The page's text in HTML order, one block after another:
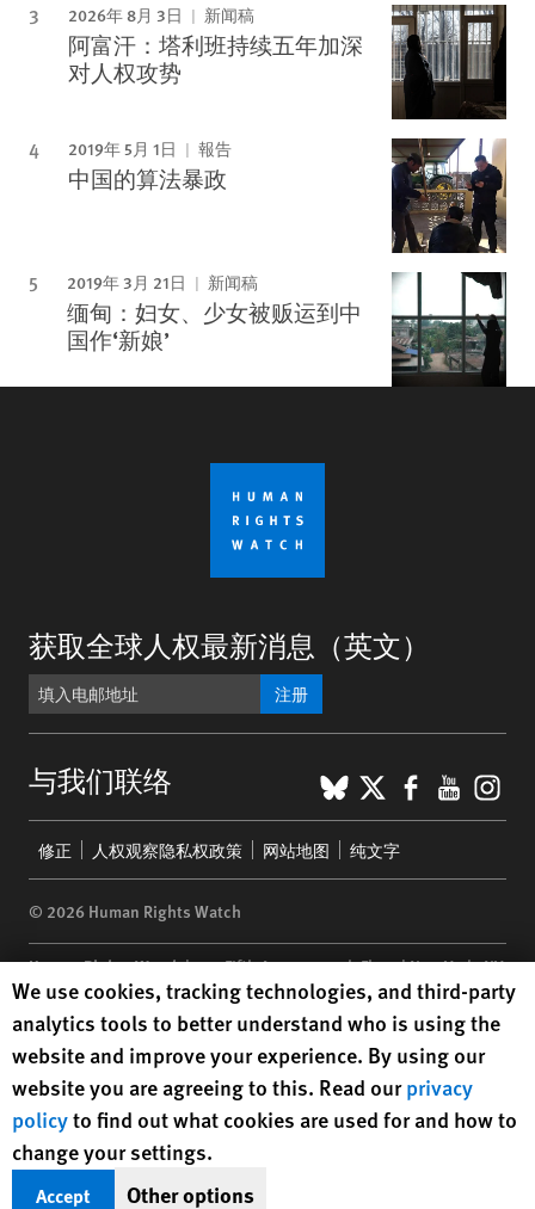
2026年 8月 3日 新闻稿
阿富汗：塔利班持续五年加深
对人权攻势
2019年 5月 1日 報告
中国的算法暴政
2019年 3月 21日 新闻稿
缅甸：妇女、少女被贩运到中
国作‘新娘’
获取全球人权最新消息（英文）
注册
与我们联络 BlueSky
X
menu
修正 人权观察隐私权政策 网站地图 纯文字
© 2026 Human Rights Watch
Human Rights Watch| 350 Fifth Avenue, 34th Floor | New York,NY
10118-3299USA|t 1.212.290.4700
Human Rights Watchis a 501(C)(3) nonprofit registered in the US
under EIN: 13-2875808
Human Rights Watch cookie preferences
We use cookies, tracking technologies, and third-party
analytics tools to better understand who is using the
website and improve your experience. By using our
website you are agreeing to this. Read ourprivacy
policyto find out what cookies are used for and how to
change your settings.
Accept Other options